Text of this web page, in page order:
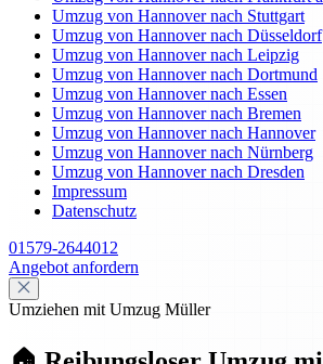
Umzug von Hannover nach Stuttgart
Umzug von Hannover nach Düsseldorf
Umzug von Hannover nach Leipzig
Umzug von Hannover nach Dortmund
Umzug von Hannover nach Essen
Umzug von Hannover nach Bremen
Umzug von Hannover nach Hannover
Umzug von Hannover nach Nürnberg
Umzug von Hannover nach Dresden
Impressum
Datenschutz
01579-2644012
Angebot anfordern
Umziehen mit Umzug Müller